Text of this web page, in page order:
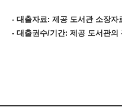
- 대출자료: 제공 도서관 소장
- 대출권수/기간: 제공 도서관의